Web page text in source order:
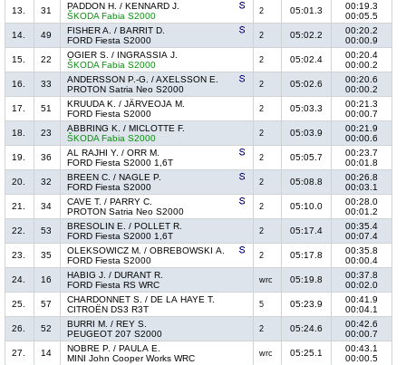
13.
31
PADDON H. / KENNARD J.
ŠKODA Fabia S2000
2 05:01.3
00:19.3
00:05.5
14.
49
FISHER A. / BARRIT D.
FORD Fiesta S2000
2 05:02.2
00:20.2
00:00.9
15.
22
OGIER S. / INGRASSIA J.
ŠKODA Fabia S2000
2 05:02.4
00:20.4
00:00.2
16.
33
ANDERSSON P.-G. / AXELSSON E.
PROTON Satria Neo S2000
2 05:02.6
00:20.6
00:00.2
17.
51
KRUUDA K. / JÄRVEOJA M.
FORD Fiesta S2000
2 05:03.3
00:21.3
00:00.7
18.
23
ABBRING K. / MICLOTTE F.
ŠKODA Fabia S2000
2 05:03.9
00:21.9
00:00.6
19.
36
AL RAJHI Y. / ORR M.
FORD Fiesta S2000 1,6T
2 05:05.7
00:23.7
00:01.8
20.
32
BREEN C. / NAGLE P.
FORD Fiesta S2000
2 05:08.8
00:26.8
00:03.1
21.
34
CAVE T. / PARRY C.
PROTON Satria Neo S2000
2 05:10.0
00:28.0
00:01.2
22.
53
BRESOLIN E. / POLLET R.
FORD Fiesta S2000 1,6T
2 05:17.4
00:35.4
00:07.4
23.
35
OLEKSOWICZ M. / OBREBOWSKI A.
FORD Fiesta S2000
2 05:17.8
00:35.8
00:00.4
24.
16
HABIG J. / DURANT R.
FORD Fiesta RS WRC
wrc 05:19.8
00:37.8
00:02.0
25.
57
CHARDONNET S. / DE LA HAYE T.
CITROËN DS3 R3T
5 05:23.9
00:41.9
00:04.1
26.
52
BURRI M. / REY S.
PEUGEOT 207 S2000
2 05:24.6
00:42.6
00:00.7
27.
14
NOBRE P. / PAULA E.
MINI John Cooper Works WRC
wrc 05:25.1
00:43.1
00:00.5